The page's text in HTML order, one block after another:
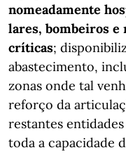
nomeadamente
lares, bombeiros
críticas;
abastecimento,
zonas onde tal
reforço da
restantes
toda a capacidade